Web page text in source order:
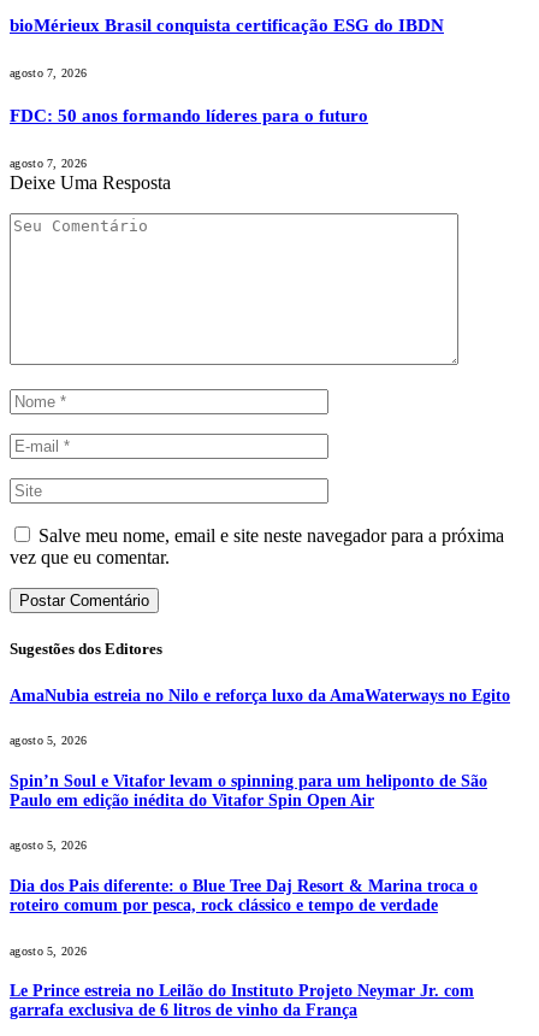
bioMérieux Brasil conquista certificação ESG do IBDN
agosto 7, 2026
FDC: 50 anos formando líderes para o futuro
agosto 7, 2026
Deixe Uma Resposta
Salve meu nome, email e site neste navegador para a próxima
vez que eu comentar.
Sugestões dos Editores
AmaNubia estreia no Nilo e reforça luxo da AmaWaterways no Egito
agosto 5, 2026
Spin’n Soul e Vitafor levam o spinning para um heliponto de São
Paulo em edição inédita do Vitafor Spin Open Air
agosto 5, 2026
Dia dos Pais diferente: o Blue Tree Daj Resort & Marina troca o
roteiro comum por pesca, rock clássico e tempo de verdade
agosto 5, 2026
Le Prince estreia no Leilão do Instituto Projeto Neymar Jr. com
garrafa exclusiva de 6 litros de vinho da França